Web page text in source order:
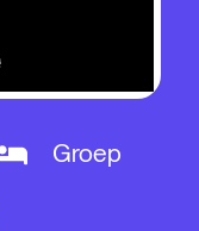
Groep